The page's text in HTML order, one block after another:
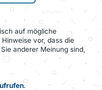
auf mögliche
vor, dass die
anderer Meinung sind,
.